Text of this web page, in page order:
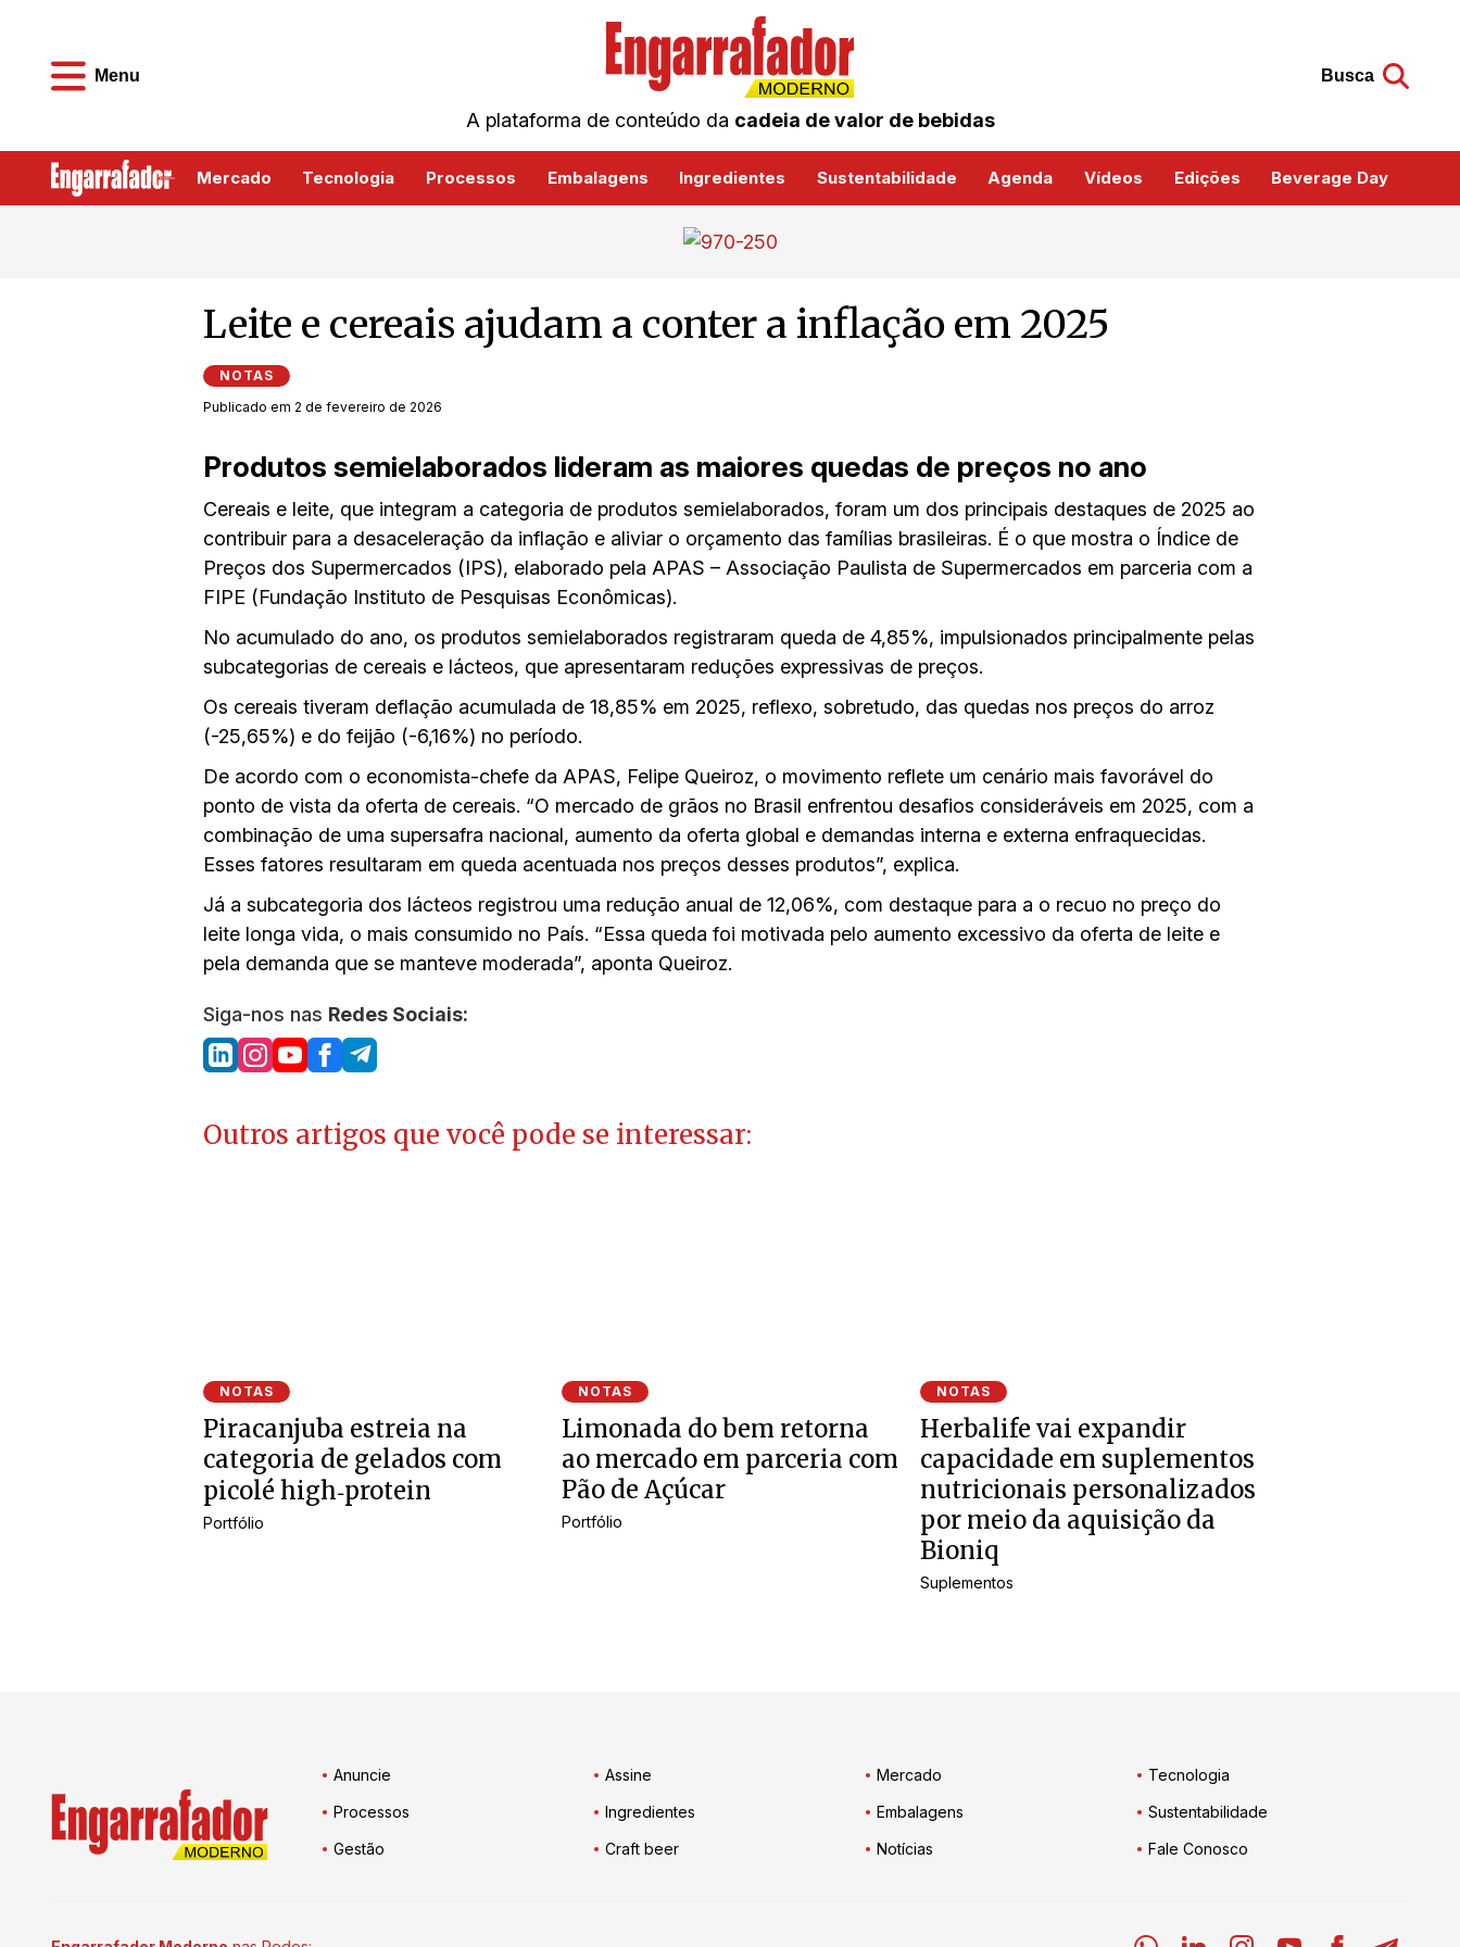
Menu
A plataforma de conteúdo da cadeia de valor de bebidas
Busca
Mercado Tecnologia Processos Embalagens Ingredientes Sustentabilidade Agenda Vídeos Edições Beverage Day
Leite e cereais ajudam a conter a inflação em 2025
NOTAS
Publicado em 2 de fevereiro de 2026
Produtos semielaborados lideram as maiores quedas de preços no ano
Cereais e leite, que integram a categoria de produtos semielaborados, foram um dos principais destaques de 2025 ao
contribuir para a desaceleração da inflação e aliviar o orçamento das famílias brasileiras. É o que mostra o Índice de
Preços dos Supermercados (IPS), elaborado pela APAS – Associação Paulista de Supermercados em parceria com a
FIPE (Fundação Instituto de Pesquisas Econômicas).
No acumulado do ano, os produtos semielaborados registraram queda de 4,85%, impulsionados principalmente pelas
subcategorias de cereais e lácteos, que apresentaram reduções expressivas de preços.
Os cereais tiveram deflação acumulada de 18,85% em 2025, reflexo, sobretudo, das quedas nos preços do arroz
(-25,65%) e do feijão (-6,16%) no período.
De acordo com o economista-chefe da APAS, Felipe Queiroz, o movimento reflete um cenário mais favorável do
ponto de vista da oferta de cereais. “O mercado de grãos no Brasil enfrentou desafios consideráveis em 2025, com a
combinação de uma supersafra nacional, aumento da oferta global e demandas interna e externa enfraquecidas.
Esses fatores resultaram em queda acentuada nos preços desses produtos”, explica.
Já a subcategoria dos lácteos registrou uma redução anual de 12,06%, com destaque para a o recuo no preço do
leite longa vida, o mais consumido no País. “Essa queda foi motivada pelo aumento excessivo da oferta de leite e
pela demanda que se manteve moderada”, aponta Queiroz.
Siga-nos nas Redes Sociais:
Outros artigos que você pode se interessar:
NOTAS
Piracanjuba estreia na
categoria de gelados com
picolé high‑protein
Portfólio
NOTAS
Limonada do bem retorna
ao mercado em parceria com
Pão de Açúcar
Portfólio
NOTAS
Herbalife vai expandir
capacidade em suplementos
nutricionais personalizados
por meio da aquisição da
Bioniq
Suplementos
Anuncie Assine Mercado
Tecnologia
Processos
Ingredientes Embalagens
Sustentabilidade
Gestão
Craft beer Notícias Fale Conosco